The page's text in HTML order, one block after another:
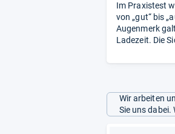
Im Praxistest
von „gut“ bis
Augenmerk
Ladezeit. Die
Wir arbeiten
Sie uns